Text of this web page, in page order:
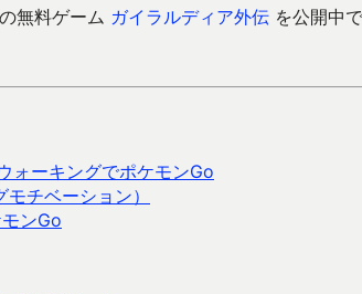
無料ゲーム ガイラルディア外伝 を公開中
ォーキングでポケモンGo
チベーション）
ンGo